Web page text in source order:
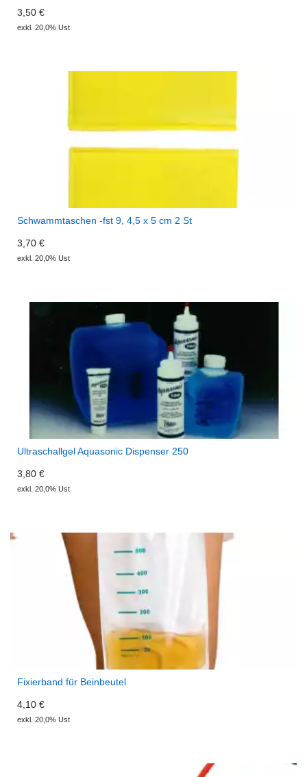
3,50 €
exkl. 20,0% Ust
Schwammtaschen -fst 9, 4,5 x 5 cm 2 St
3,70 €
exkl. 20,0% Ust
Ultraschallgel Aquasonic Dispenser 250
3,80 €
exkl. 20,0% Ust
Fixierband für Beinbeutel
4,10 €
exkl. 20,0% Ust